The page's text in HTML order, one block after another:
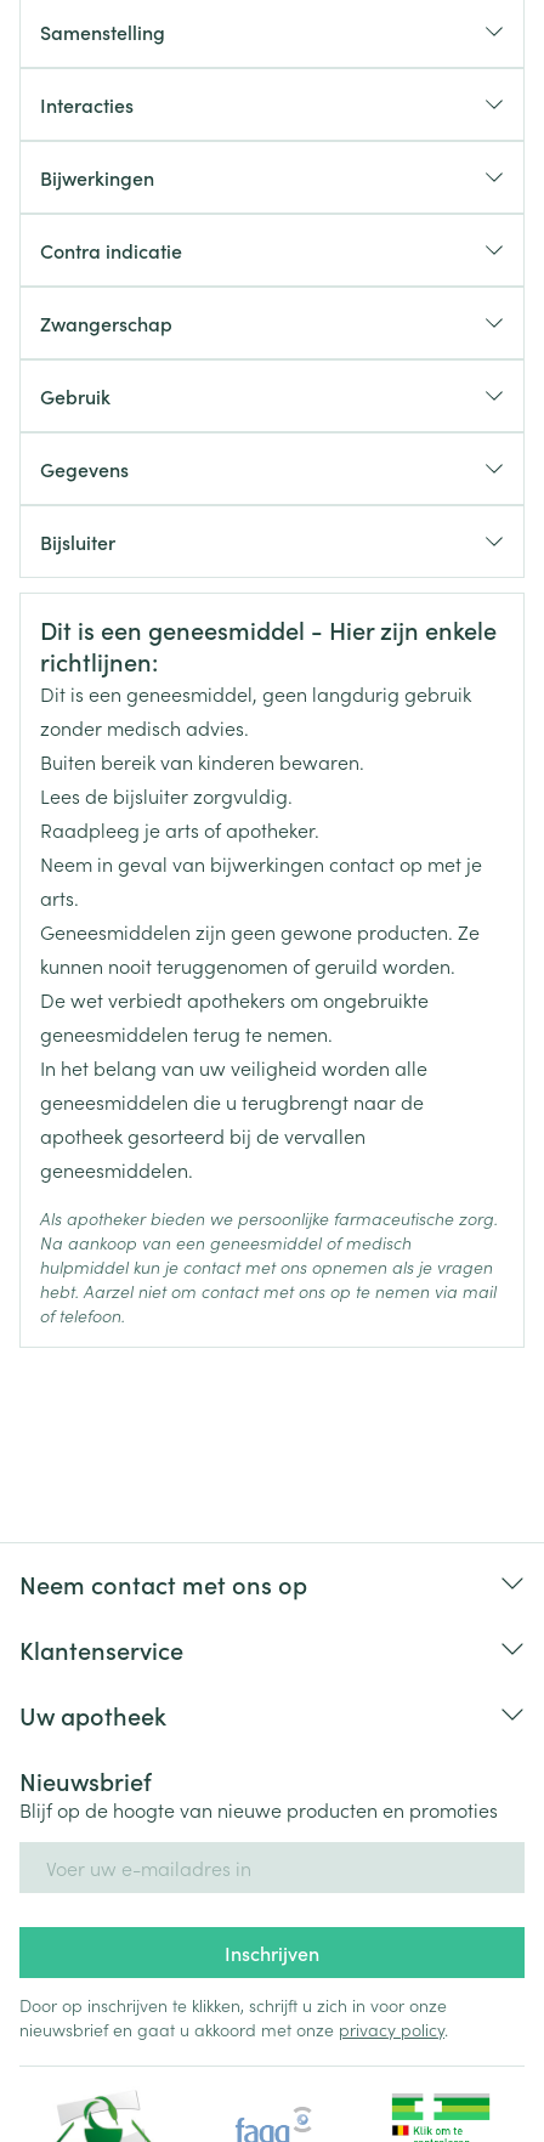
Samenstelling
Interacties
Bijwerkingen
Mogelijke bijwerkingen
Contra indicatie
hydrochloorthiazide, of één van de hulpstoffen in dit
6 van deze bijsluiter) of voor stoffen die op
U bent meer dan 3 maanden zwanger (Het is ook
beter de inname van Co-Olmesartan AB te
vermijden in de vroege fase van de zwangerschap
– zie rubriek zwangerschap.)
U heeft diabetes of een nierfunctiestoornis en u
wordt behandeld met een bloeddrukverlagend
geneesmiddel dat aliskiren bevat
U heeft te weinig kalium, te weinig natrium, te veel
calcium of te veel urinezuur (met symptomen van
jicht of nierstenen) in het bloed en wanneer deze
niet verbeteren door een behandeling.
U heeft een matige tot ernstige leveraandoening, of
als uw huid en ogen geel kleuren (geelzucht) of als
de galstroom vanuit de galblaas gehinderd of
verstopt is (cholestase mogelijk veroorzaakt door
galstenen)
Zwangerschap
Gebruik
Hoe gebruikt u dit middel?
Gegevens
Organisaties Aurobindo
Merken
Breedte 93 mm
Lengte
Diepte 66 mm
Ingrediënten
medoxomil
Behoud Kamertemperatuur (15°C - 25°C)
Bijsluiter
Nederlands
Duits Frans
Veiligheidsinformatie
Dit is een geneesmiddel - Hier zijn enkele
richtlijnen:
Dit is een geneesmiddel, geen langdurig gebruik
zonder medisch advies.
Buiten bereik van kinderen bewaren.
Lees de bijsluiter zorgvuldig.
Raadpleeg je arts of apotheker.
Neem in geval van bijwerkingen contact op met je
arts.
Geneesmiddelen zijn geen gewone producten. Ze
kunnen nooit teruggenomen of geruild worden.
De wet verbiedt apothekers om ongebruikte
geneesmiddelen terug te nemen.
In het belang van uw veiligheid worden alle
geneesmiddelen die u terugbrengt naar de
apotheek gesorteerd bij de vervallen
geneesmiddelen.
Als apotheker bieden we persoonlijke farmaceutische zorg.
Na aankoop van een geneesmiddel of medisch
hulpmiddel kun je contact met ons opnemen als je vragen
hebt. Aarzel niet om contact met ons op te nemen via mail
of telefoon.
Neem contact met ons op
Klantenservice
Uw apotheek
Nieuwsbrief
Blijf op de hoogte van nieuwe producten en promoties
Inschrijven
Door op inschrijven te klikken, schrijft u zich in voor onze
nieuwsbrief en gaat u akkoord met onze privacy policy.